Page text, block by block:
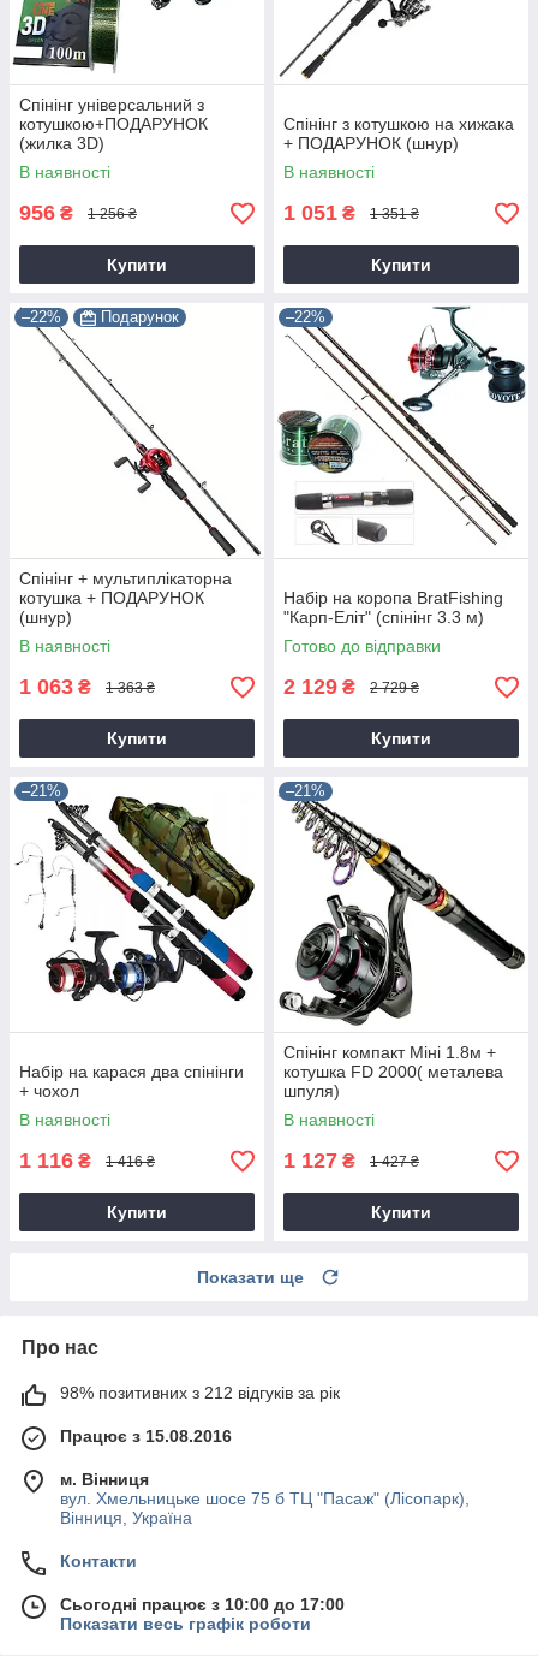
Спінінг універсальний з
котушкою+ПОДАРУНОК
(жилка 3D)
В наявності
956 ₴ 1 256 ₴
Купити
Спінінг з котушкою на хижака
+ ПОДАРУНОК (шнур)
В наявності
1 051 ₴ 1 351 ₴
Купити
–22% Подарунок
Спінінг + мультиплікаторна
котушка + ПОДАРУНОК
(шнур)
В наявності
1 063 ₴ 1 363 ₴
Купити
–22%
Набір на коропа BratFishing
"Карп-Еліт" (спінінг 3.3 м)
Готово до відправки
2 129 ₴ 2 729 ₴
Купити
–21%
Набір на карася два спінінги
+ чохол
В наявності
1 116 ₴ 1 416 ₴
Купити
–21%
Спінінг компакт Міні 1.8м +
котушка FD 2000( металева
шпуля)
В наявності
1 127 ₴ 1 427 ₴
Купити
Показати ще
Про нас
98% позитивних з 212 відгуків за рік
Працює з 15.08.2016
м. Вінниця
вул. Хмельницьке шосе 75 б ТЦ "Пасаж" (Лісопарк),
Вінниця, Україна
Контакти
Сьогодні працює з 10:00 до 17:00
Показати весь графік роботи